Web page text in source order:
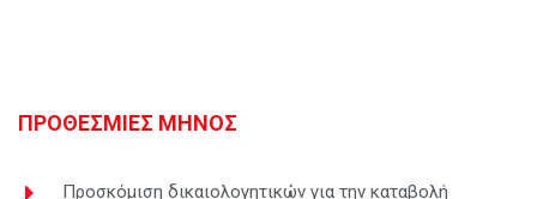
ΠΡΟΘΕΣΜΙΕΣ ΜΗΝΟΣ
Προσκόμιση δικαιολογητικών για την καταβολή